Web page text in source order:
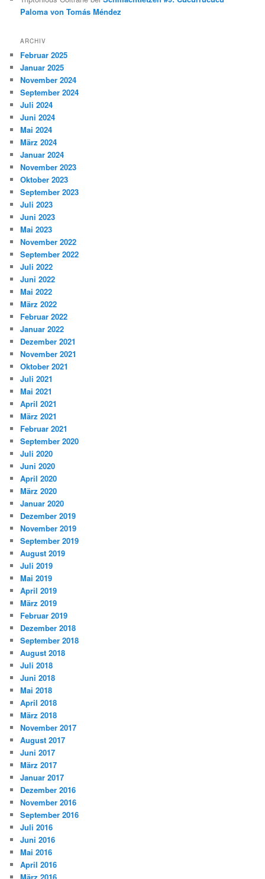
Paloma von Tomás Méndez
ARCHIV
Februar 2025
Januar 2025
November 2024
September 2024
Juli 2024
Juni 2024
Mai 2024
März 2024
Januar 2024
November 2023
Oktober 2023
September 2023
Juli 2023
Juni 2023
Mai 2023
November 2022
September 2022
Juli 2022
Juni 2022
Mai 2022
März 2022
Februar 2022
Januar 2022
Dezember 2021
November 2021
Oktober 2021
Juli 2021
Mai 2021
April 2021
März 2021
Februar 2021
September 2020
Juli 2020
Juni 2020
April 2020
März 2020
Januar 2020
Dezember 2019
November 2019
September 2019
August 2019
Juli 2019
Mai 2019
April 2019
März 2019
Februar 2019
Dezember 2018
September 2018
August 2018
Juli 2018
Juni 2018
Mai 2018
April 2018
März 2018
November 2017
August 2017
Juni 2017
März 2017
Januar 2017
Dezember 2016
November 2016
September 2016
Juli 2016
Juni 2016
Mai 2016
April 2016